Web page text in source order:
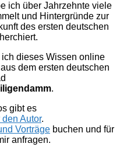
ich über Jahrzehnte viele
und Hintergründe zur
des ersten deutschen
dieses Wissen online
dem ersten deutschen
.
gibt es
den Autor.
Vorträge buchen und für
anfragen.